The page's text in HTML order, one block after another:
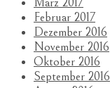
Februar 2017
Dezember 2016
November 2016
Oktober 2016
September 2016